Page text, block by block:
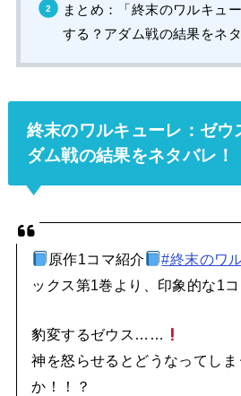
まとめ：「終末のワルキュ
する？アダム戦の結果をネタ
終末のワルキューレ：ゼウ
ダム戦の結果をネタバレ！
原作1コマ紹介 #終末のワ
ックス第1巻より、印象的な1
豹変するゼウス……
神を怒らせるとどうなってし
か！！？